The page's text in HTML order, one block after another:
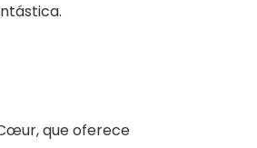
que oferece